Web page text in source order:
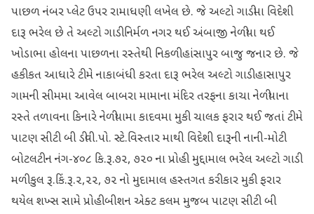
પાછળ નંબર પ્લેટ ઉપર રામાધણી લખેલ છે. જે અલ્ટો ગાડીમા વિદેશી
દારૂ ભરેલ છે તે અલ્ટો ગાડી નિર્મળ નગર થઈ અંબાજી નેળીયા થઈ
ખોડાભા હોલના પાછળના રસ્તેથી નિકળી હાંસાપુર બાજુ જનાર છે. જે
હકીકત આધારે ટીમે નાકાબંધી કરતા દારૂ ભરેલ અલ્ટો ગાડી હાસાપુર
ગામની સીમમા આવેલ બાબરા મામાના મંદિર તરફના કાચા નેળીયાના
રસ્તે તળાવના કિનારે નેળીયામા કાદવમા મુકી ચાલક ફરાર થઈ જતાં ટીમે
પાટણ સીટી બી ડીવી.પો. સ્ટે.વિસ્તાર માથી વિદેશી દારૂની નાની-મોટી
બોટલટીન નંગ-૪૦૮ કિ.રૂ.૭૨, ૭૨૦ ના પ્રોહી મુદ્દામાલ ભરેલ અલ્ટો ગાડી
મળી કુલ રૂ.કિં.રૂ.૨,૨૨, ૭૨ નો મુદામાલ હસ્તગત કરીકાર મુકી ફરાર
થયેલ શખ્સ સામે પ્રોહીબીશન એક્ટ કલમ મુજબ પાટણ સીટી બી